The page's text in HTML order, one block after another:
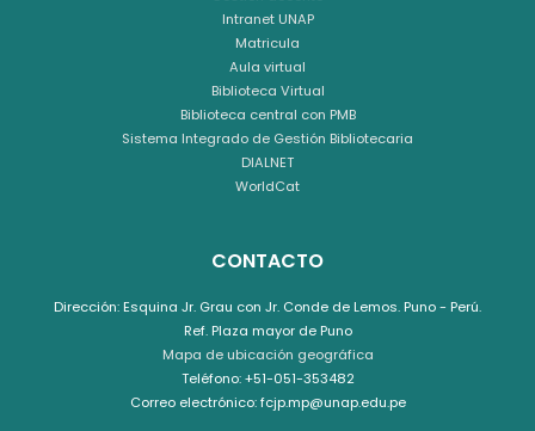
Intranet UNAP
Matricula
Aula virtual
Biblioteca Virtual
Biblioteca central con PMB
Sistema Integrado de Gestión Bibliotecaria
DIALNET
WorldCat
CONTACTO
Dirección: Esquina Jr. Grau con Jr. Conde de Lemos. Puno - Perú.
Ref. Plaza mayor de Puno
Mapa de ubicación geográfica
Teléfono: +51-051-353482
Correo electrónico: fcjp.mp@unap.edu.pe